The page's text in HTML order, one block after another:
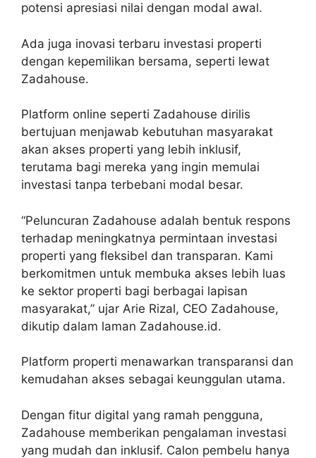
potensi apresiasi nilai dengan modal awal.
Ada juga inovasi terbaru investasi properti
dengan kepemilikan bersama, seperti lewat
Zadahouse.
Platform online seperti Zadahouse dirilis
bertujuan menjawab kebutuhan masyarakat
akan akses properti yang lebih inklusif,
terutama bagi mereka yang ingin memulai
investasi tanpa terbebani modal besar.
“Peluncuran Zadahouse adalah bentuk respons
terhadap meningkatnya permintaan investasi
properti yang fleksibel dan transparan. Kami
berkomitmen untuk membuka akses lebih luas
ke sektor properti bagi berbagai lapisan
masyarakat,” ujar Arie Rizal, CEO Zadahouse,
dikutip dalam laman Zadahouse.id.
Platform properti menawarkan transparansi dan
kemudahan akses sebagai keunggulan utama.
Dengan fitur digital yang ramah pengguna,
Zadahouse memberikan pengalaman investasi
yang mudah dan inklusif. Calon pembelu hanya